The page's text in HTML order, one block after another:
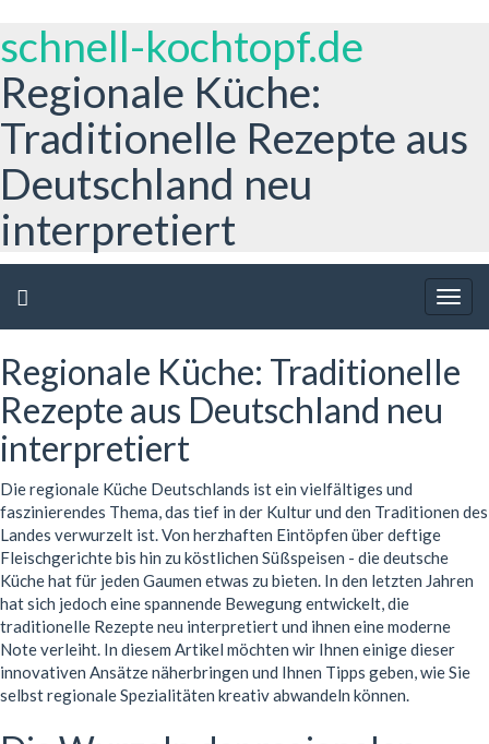
schnell-kochtopf.de
Regionale Küche:
Traditionelle Rezepte aus
Deutschland neu
interpretiert
Regionale Küche: Traditionelle
Rezepte aus Deutschland neu
interpretiert
Die regionale Küche Deutschlands ist ein vielfältiges und
faszinierendes Thema, das tief in der Kultur und den Traditionen des
Landes verwurzelt ist. Von herzhaften Eintöpfen über deftige
Fleischgerichte bis hin zu köstlichen Süßspeisen - die deutsche
Küche hat für jeden Gaumen etwas zu bieten. In den letzten Jahren
hat sich jedoch eine spannende Bewegung entwickelt, die
traditionelle Rezepte neu interpretiert und ihnen eine moderne
Note verleiht. In diesem Artikel möchten wir Ihnen einige dieser
innovativen Ansätze näherbringen und Ihnen Tipps geben, wie Sie
selbst regionale Spezialitäten kreativ abwandeln können.